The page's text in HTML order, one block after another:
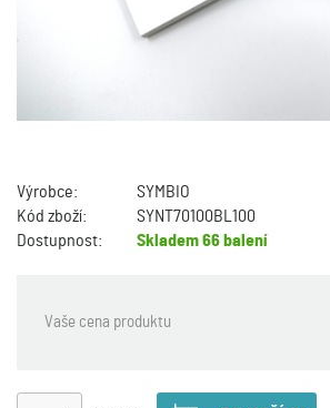
Výrobce:
SYMBIO
Kód zboží:
SYNT70100BL100
Dostupnost:
Skladem66 balení
Vaše cena produktu